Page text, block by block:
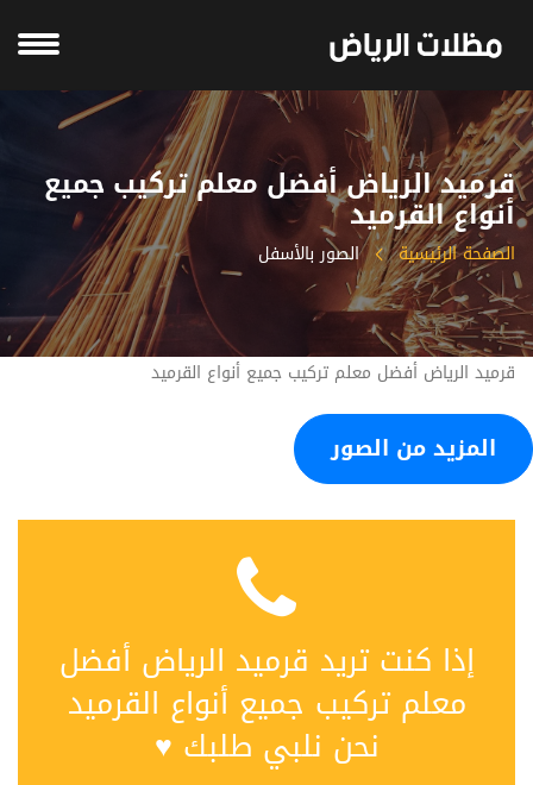
‫قرميد الرياض أفضل معلم تركيب جميع
الصفحة الرئيسية الصور بالأسفل
المزيد من الصور
إذا كنت تريد ‫قرميد الرياض أفضل
معلم تركيب جميع أنواع القرميد‬‎
نحن نلبي طلبك ♥